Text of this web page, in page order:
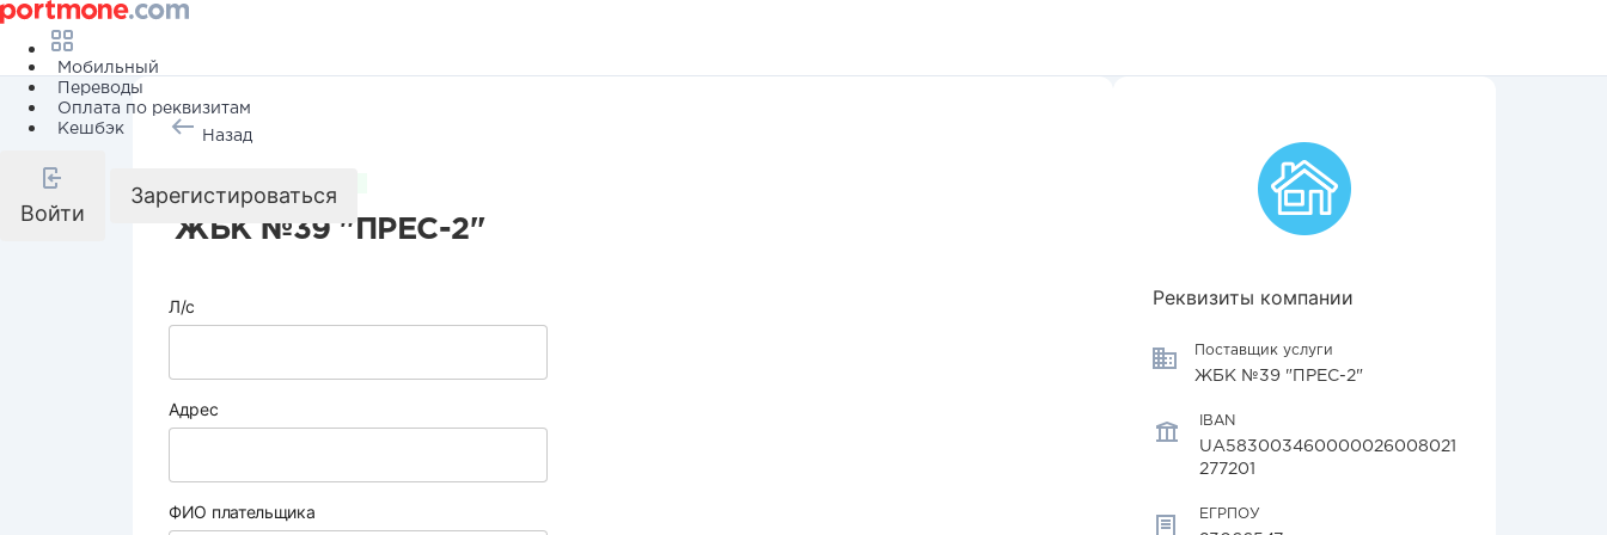
Мобильный
Переводы
Оплата по реквизитам
Кешбэк
Войти
Зарегистироваться
Назад
ЖБК №39 "ПРЕС-2"
Л/с
Адрес
ФИО плательщика
Реквизиты компании
Поставщик услуги
ЖБК №39 "ПРЕС-2"
IBAN
UA583003460000026008021
277201
ЕГРПОУ